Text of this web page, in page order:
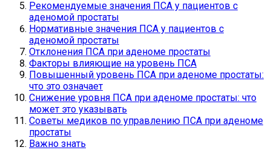
Рекомендуемые значения ПСА у пациентов с
аденомой простаты
Нормативные значения ПСА у пациентов с
аденомой простаты
Отклонения ПСА при аденоме простаты
Факторы влияющие на уровень ПСА
Повышенный уровень ПСА при аденоме простаты:
что это означает
Снижение уровня ПСА при аденоме простаты: что
может это указывать
Советы медиков по управлению ПСА при аденоме
простаты
Важно знать